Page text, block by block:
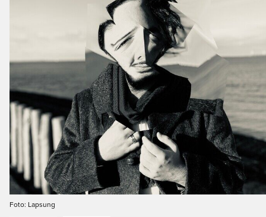
Foto: Lapsung